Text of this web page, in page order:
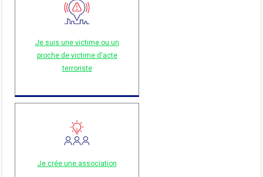
Je suis une victime ou un
proche de victime d'acte
terroriste
Je crée une association